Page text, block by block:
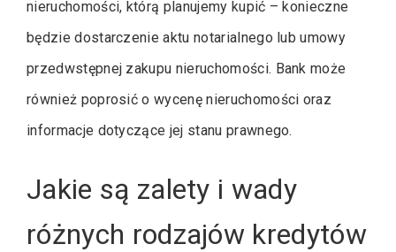
nieruchomości, którą planujemy kupić – konieczne
będzie dostarczenie aktu notarialnego lub umowy
przedwstępnej zakupu nieruchomości. Bank może
również poprosić o wycenę nieruchomości oraz
informacje dotyczące jej stanu prawnego.
Jakie są zalety i wady
różnych rodzajów kredytów